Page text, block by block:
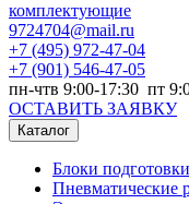
комплектующие
9724704@mail.ru
+7 (495) 972-47-04
+7 (901) 546-47-05
пн-чтв 9:00-17:30 пт
ОСТАВИТЬ ЗАЯВКУ
Каталог
Блоки
Пневматические